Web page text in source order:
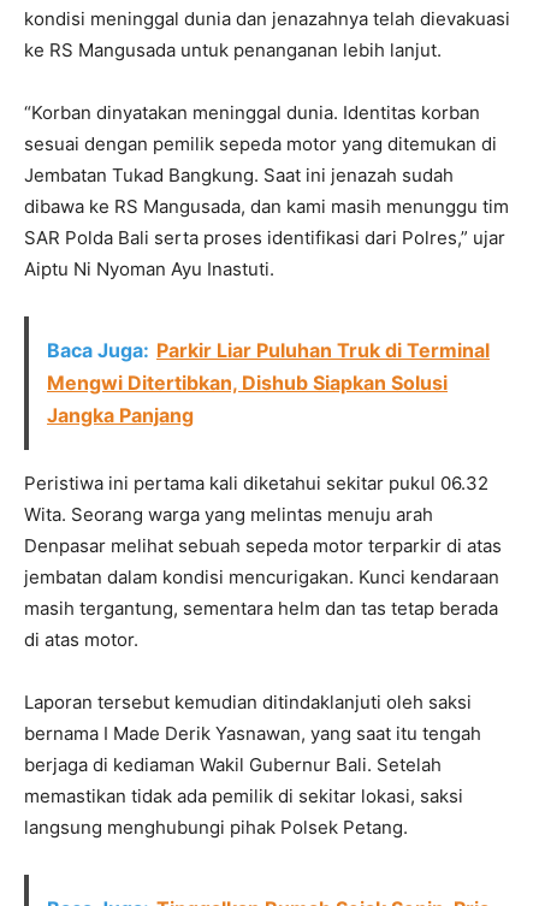
kondisi meninggal dunia dan jenazahnya telah dievakuasi
ke RS Mangusada untuk penanganan lebih lanjut.
“Korban dinyatakan meninggal dunia. Identitas korban
sesuai dengan pemilik sepeda motor yang ditemukan di
Jembatan Tukad Bangkung. Saat ini jenazah sudah
dibawa ke RS Mangusada, dan kami masih menunggu tim
SAR Polda Bali serta proses identifikasi dari Polres,” ujar
Aiptu Ni Nyoman Ayu Inastuti.
Baca Juga: Parkir Liar Puluhan Truk di Terminal
Mengwi Ditertibkan, Dishub Siapkan Solusi
Jangka Panjang
Peristiwa ini pertama kali diketahui sekitar pukul 06.32
Wita. Seorang warga yang melintas menuju arah
Denpasar melihat sebuah sepeda motor terparkir di atas
jembatan dalam kondisi mencurigakan. Kunci kendaraan
masih tergantung, sementara helm dan tas tetap berada
di atas motor.
Laporan tersebut kemudian ditindaklanjuti oleh saksi
bernama I Made Derik Yasnawan, yang saat itu tengah
berjaga di kediaman Wakil Gubernur Bali. Setelah
memastikan tidak ada pemilik di sekitar lokasi, saksi
langsung menghubungi pihak Polsek Petang.